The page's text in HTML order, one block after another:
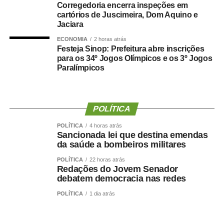
“Eu, em nome do Selecon, também agradeço ao
deputado porque, de fato, fizemos um concurso histórico,
graças à oportunidade que o Juca nos deu para
realizarmos esse concurso com qualidade e segurança,
mas, acima de tudo, com muita transparência”, declarou o
valorização do serviço público por meio de concursos
realizados com responsabilidade, transparência e
igualdade de oportunidades para todos os candidatos.
COMENTE ABAIXO:
Corregedoria encerra inspeções em
cartórios de Juscimeira, Dom Aquino e
Jaciara
ECONOMIA 2 horas atrás
Festeja Sinop: Prefeitura abre inscrições
para os 34º Jogos Olímpicos e os 3º Jogos
Paralímpicos
POLÍTICA
POLÍTICA 4 horas atrás
Sancionada lei que destina emendas
da saúde a bombeiros militares
POLÍTICA 22 horas atrás
Redações do Jovem Senador
debatem democracia nas redes
POLÍTICA 1 dia atrás